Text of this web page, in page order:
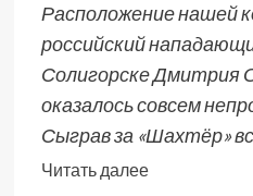
Расположение нашей
российский
Солигорске Дмитрия
оказалось совсем
Сыграв за «Шахтёр»
Читать далее